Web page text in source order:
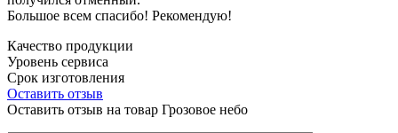
Большое всем спасибо! Рекомендую!
Качество продукции
Уровень сервиса
Срок изготовления
Оставить отзыв
Оставить отзыв на товар Грозовое небо